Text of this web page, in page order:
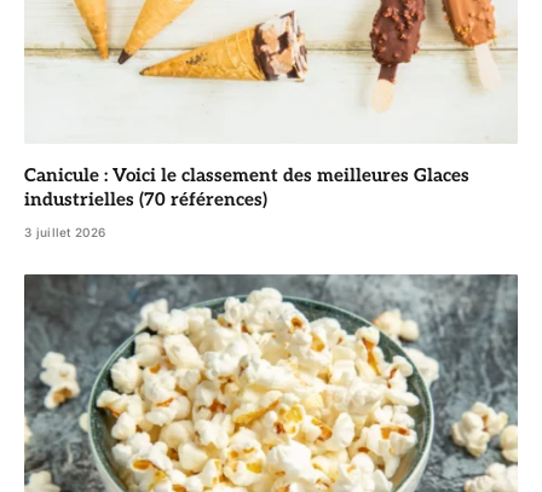
Canicule : Voici le classement des meilleures Glaces
industrielles (70 références)
3 juillet 2026